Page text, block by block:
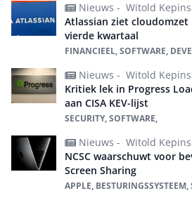
Nieuws - Witold
Atlassian ziet cloudomzet
vierde kwartaal
FINANCIEEL, SOFTWARE,
Nieuws - Witold
Kritiek lek in Progress
aan CISA KEV-lijst
SECURITY, SOFTWARE,
Nieuws - Witold
NCSC waarschuwt voor
Screen Sharing
APPLE,